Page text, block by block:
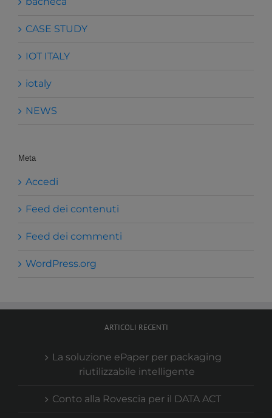
CASE STUDY
IOT ITALY
iotaly
NEWS
Meta
Accedi
Feed dei contenuti
Feed dei commenti
WordPress.org
ARTICOLI RECENTI
La soluzione ePaper per packaging
riutilizzabile intelligente
Conto alla Rovescia per il DATA ACT